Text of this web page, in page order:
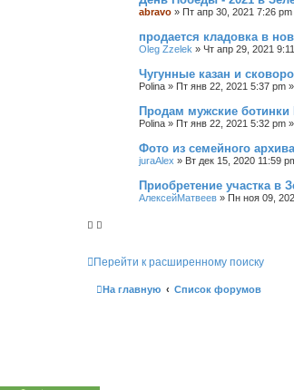
abravo » Пт апр 30, 2021 7:26 pm
продается кладовка в
Oleg Zzelek » Чт апр 29, 2021
Чугунные казан и
Polina » Пт янв 22, 2021 5:37 pm
Продам мужские ботинки
Polina » Пт янв 22, 2021 5:32 pm
Фото из семейного архива
juraAlex » Вт дек 15, 2020 11:59
Приобретение участка в
АлексейМатвеев » Пн ноя 09,
Перейти к расширенному поиску
На главную Список форумов